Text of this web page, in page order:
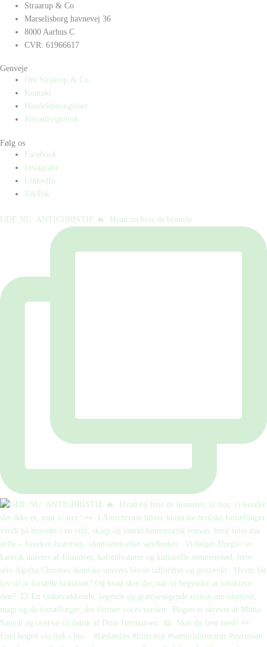
Straarup & Co
Marselisborg havnevej 36
8000 Aarhus C
CVR: 61966617
Genveje
Om Straarup & Co
Kontakt
Handelsbetingelser
Privatlivspolitik
Følg os
Facebook
Instagram
LinkedIn
TikTok
UDE NU: ANTICHRISTIE 🔥⁠ ⁠ Hvad nu hvis de historie